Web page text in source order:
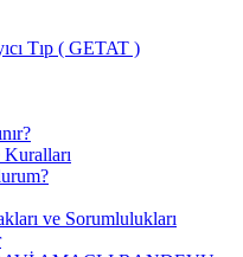
Tıp ( GETAT )
ve Sorumlulukları